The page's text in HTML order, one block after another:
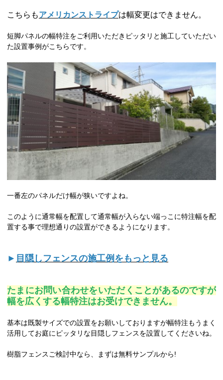
こちらもアメリカンストライプは幅変更はできません。
短脚パネルの幅特注をご利用いただきピッタリと施工していただい
た設置事例がこちらです。
一番左のパネルだけ幅が狭いですよね。
このように通常幅を配置して通常幅が入らない端っこに特注幅を配
置する事で理想通りの設置ができるようになります。
► 目隠しフェンスの施工例をもっと見る
たまにお問い合わせをいただくことがあるのですが
幅を広くする幅特注はお受けできません。
基本は既製サイズでの設置をお願いしておりますが幅特注もうまく
活用してお庭にピッタリな目隠しフェンスを設置してくださいね。
樹脂フェンスご検討中なら、まずは無料サンプルから!